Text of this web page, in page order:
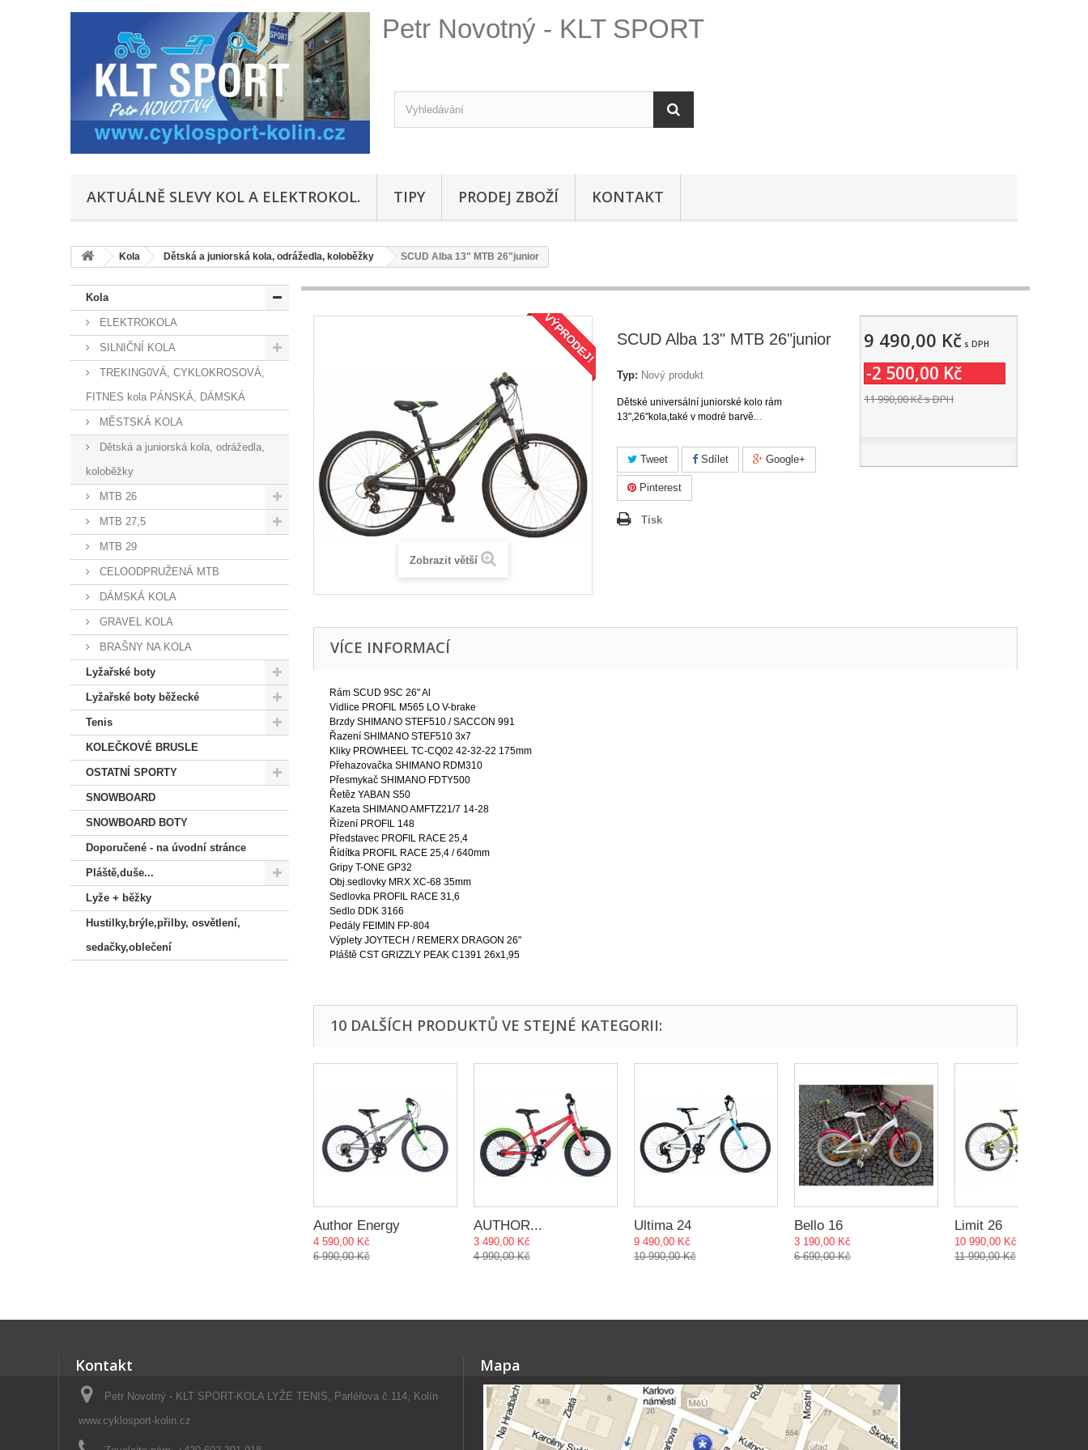
Petr Novotný - KLT SPORT
AKTUÁLNĚ SLEVY KOL A ELEKTROKOL. TIPY PRODEJ ZBOŽÍ KONTAKT
Kola Dětská a juniorská kola, odrážedla, koloběžky SCUD Alba 13" MTB 26"junior
Kola
ELEKTROKOLA
SILNIČNÍ KOLA
TREKING0VÁ, CYKLOKROSOVÁ,
FITNES kola PÁNSKÁ, DÁMSKÁ
MĚSTSKÁ KOLA
Dětská a juniorská kola, odrážedla,
koloběžky
MTB 26
MTB 27,5
MTB 29
CELOODPRUŽENÁ MTB
DÁMSKÁ KOLA
GRAVEL KOLA
BRAŠNY NA KOLA
Lyžařské boty
Lyžařské boty běžecké
Tenis
KOLEČKOVÉ BRUSLE
OSTATNÍ SPORTY
SNOWBOARD
SNOWBOARD BOTY
Doporučené - na úvodní stránce
Pláště,duše...
Lyže + běžky
Hustilky,brýle,přilby, osvětlení,
sedačky,oblečení
VÝPRODEJ!
Zobrazit větší
SCUD Alba 13" MTB 26"junior
Typ: Nový produkt
Dětské universální juniorské kolo rám
13",26"kola,také v modré barvě.
Tweet Sdílet Google+
Pinterest
Tisk
9 490,00 Kč s DPH
-2 500,00 Kč
11 990,00 Kčs DPH
VÍCE INFORMACÍ
Rám SCUD 9SC 26" Al
Vidlice PROFIL M565 LO V-brake
Brzdy SHIMANO STEF510 / SACCON 991
Řazení SHIMANO STEF510 3x7
Kliky PROWHEEL TC-CQ02 42-32-22 175mm
Přehazovačka SHIMANO RDM310
Přesmykač SHIMANO FDTY500
Řetěz YABAN S50
Kazeta SHIMANO AMFTZ21/7 14-28
Řízení PROFIL 148
Představec PROFIL RACE 25,4
Řídítka PROFIL RACE 25,4 / 640mm
Gripy T-ONE GP32
Obj.sedlovky MRX XC-68 35mm
Sedlovka PROFIL RACE 31,6
Sedlo DDK 3166
Pedály FEIMIN FP-804
Výplety JOYTECH / REMERX DRAGON 26"
Pláště CST GRIZZLY PEAK C1391 26x1,95
10 DALŠÍCH PRODUKTŮ VE STEJNÉ KATEGORII:
Author Energy
4 590,00 Kč
6 990,00 Kč
AUTHOR...
3 490,00 Kč
4 990,00 Kč
Ultima 24
9 490,00 Kč
10 990,00 Kč
Bello 16
3 190,00 Kč
6 690,00 Kč
Limit 26
10 990,00 Kč
11 990,00 Kč
Kontakt
Petr Novotný - KLT SPORT-KOLA LYŽE TENIS, Parléřova č.114, Kolín
www.cyklosport-kolin.cz
Mapa